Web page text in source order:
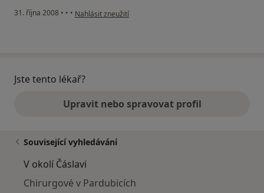
31. října 2008 • • • podle názoru uživatele Ladislav Šach
Nahlásit zneužití
Jste tento lékař?
Upravit nebo spravovat profil
Související vyhledávání
V okolí Čáslavi
Chirurgové v Pardubicích